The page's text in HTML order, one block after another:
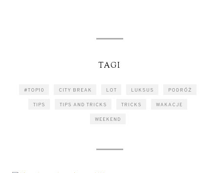
TAGI
#TOP10 CITY BREAK LOT LUKSUS PODRÓŻ
TIPS TIPS AND TRICKS TRICKS WAKACJE
WEEKEND